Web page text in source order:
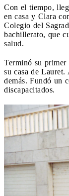
Con el tiempo,
en casa y Clara
Colegio del
bachillerato, que
salud.
Terminó su primer
su casa de Lauret.
demás. Fundó un
discapacitados.